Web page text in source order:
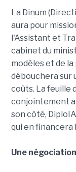
La Dinum
aura pour
l'Assistant et
cabinet du
modèles et de la
débouchera sur
coûts. La feuille
conjointement
son côté,
qui en financera
Une